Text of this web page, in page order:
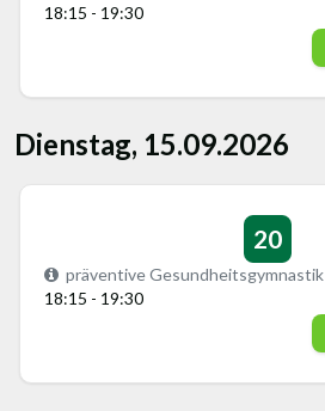
18:15 - 19:30
Dienstag, 15.09.2026
20
präventive Gesundheitsgymnastik
18:15 - 19:30